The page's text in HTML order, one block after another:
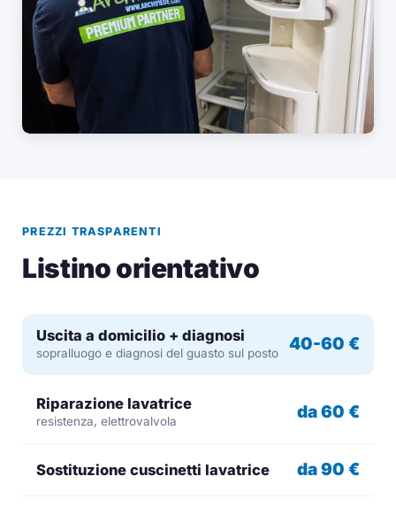
PREZZI TRASPARENTI
Listino orientativo
Uscita a domicilio + diagnosi
sopralluogo e diagnosi del guasto sul posto 40-60 €
Riparazione lavatrice
resistenza, elettrovalvola da 60 €
Sostituzione cuscinetti lavatrice da 90 €